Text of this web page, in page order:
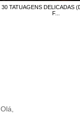
30 TATUAGENS DELICADAS
F...
Olá,